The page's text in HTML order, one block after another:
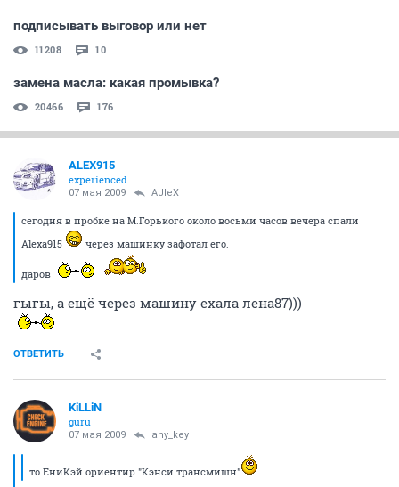
подписывать выговор или нет
11208 10
замена масла: какая промывка?
20466 176
ALEX915
experienced
07 мая 2009 AJIeX
сегодня в пробке на М.Горького около восьми часов вечера спали
Alexa915
через машинку зафотал его.
даров
гыгы, а ещё через машину ехала лена87)))
ОТВЕТИТЬ
KiLLiN
guru
07 мая 2009 any_key
то ЕниКэй ориентир "Кэнси трансмишн"